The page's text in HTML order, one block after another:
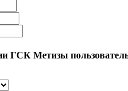
ГСК Метизы